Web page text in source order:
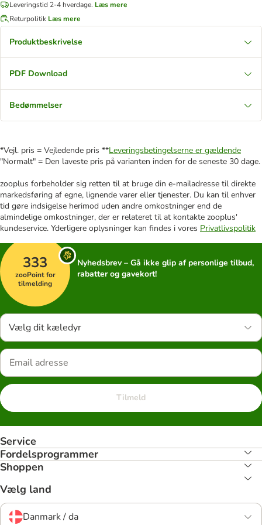
Leveringstid 2-4 hverdage. Læs mere
Returpolitik Læs mere
Produktbeskrivelse
PDF Download
Bedømmelser
*Vejl. pris = Vejledende pris **Leveringsbetingelserne er gældende
"Normalt" = Den laveste pris på varianten inden for de seneste 30 dage.
zooplus forbeholder sig retten til at bruge din e-mailadresse til direkte
markedsføring af egne, lignende varer eller tjenester. Du kan til enhver
tid gøre indsigelse herimod uden andre omkostninger end de
almindelige omkostninger, der er relateret til at kontakte zooplus'
kundeservice. Yderligere oplysninger kan findes i vores Privatlivspolitik
333
zooPoint for
tilmelding
Nyhedsbrev – Gå ikke glip af personlige tilbud,
rabatter og gavekort!
Vælg dit kæledyr
Tilmeld
Service
Fordelsprogrammer
Shoppen
Vælg land
Danmark / da